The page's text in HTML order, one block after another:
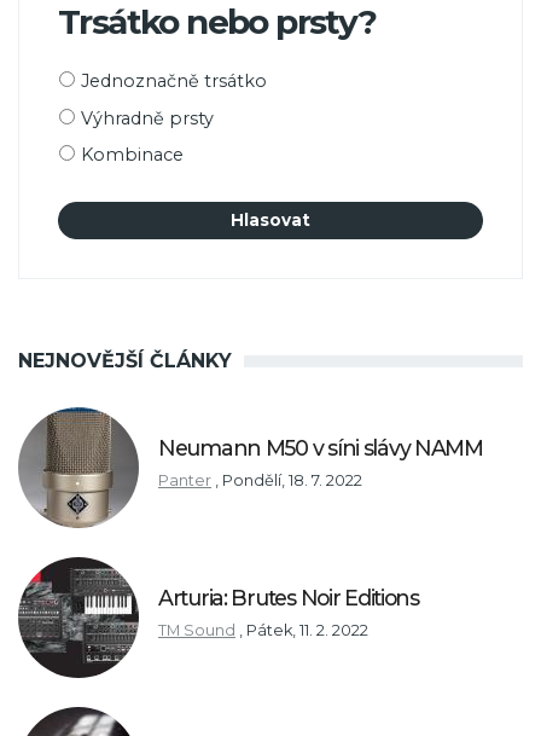
Trsátko nebo prsty?
Možnosti
Jednoznačně trsátko
Výhradně prsty
Kombinace
NEJNOVĚJŠÍ ČLÁNKY
Neumann M50 v síni slávy NAMM
Panter , Pondělí, 18. 7. 2022
Arturia: Brutes Noir Editions
TM Sound , Pátek, 11. 2. 2022